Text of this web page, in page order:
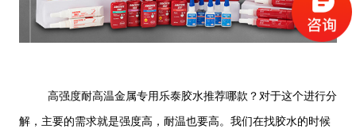
高强度耐高温金属专用乐泰胶水推荐哪款？对于这个进行分
解，主要的需求就是强度高，耐温也要高。我们在找胶水的时候